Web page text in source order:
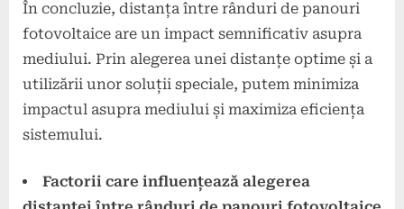
În concluzie, distanța între rânduri de panouri
fotovoltaice are un impact semnificativ asupra
mediului. Prin alegerea unei distanțe optime și a
utilizării unor soluții speciale, putem minimiza
impactul asupra mediului și maximiza eficiența
sistemului.
Factorii care influențează alegerea